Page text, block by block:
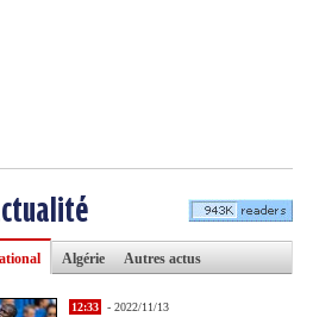
Algérie Autres actus
12:33 - 2022/11/13